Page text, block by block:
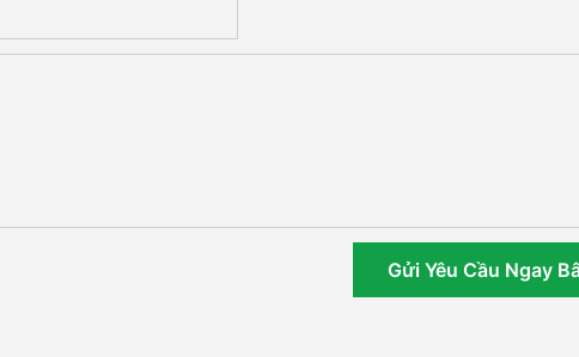
Gửi Yêu Cầu Ngay